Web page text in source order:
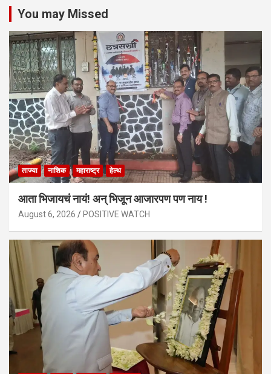
You may Missed
ताज्या नाशिक महाराष्ट्र हेल्थ
आता भिजायचं नायं! अन् भिजून आजारपण पण नाय !
August 6, 2026 POSITIVE WATCH